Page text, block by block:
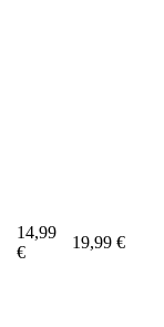
14,99
€
19,99 €